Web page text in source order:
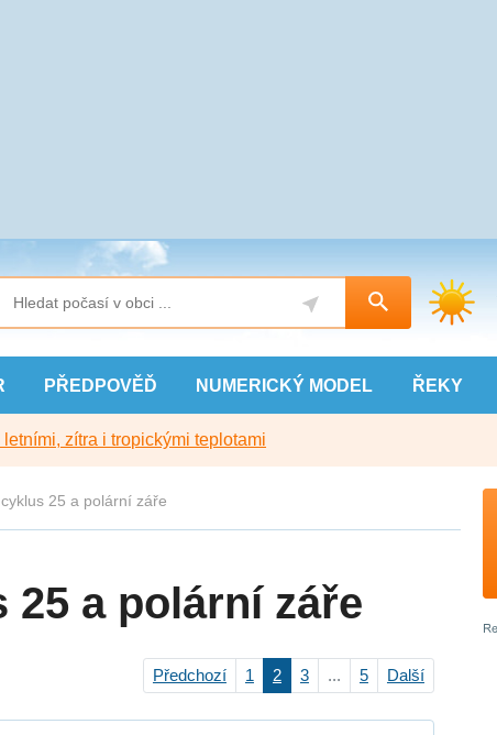
PŘEDPOVĚĎ NUMERICKÝ MODEL ŘEKY
zítra i tropickými teplotami
25 a polární záře
a polární záře
Předchozí 1 2 3 ... 5 Další